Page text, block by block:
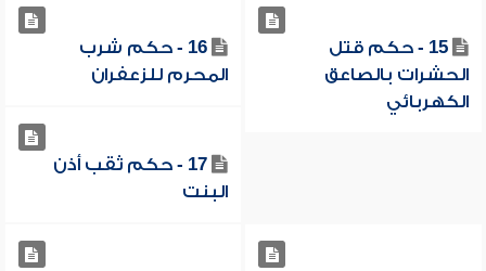
15 - حكم قتل
الحشرات بالصاعق
الكهربائي
16 - حكم شرب
المحرم للزعفران
17 - حكم ثقب أذن
البنت